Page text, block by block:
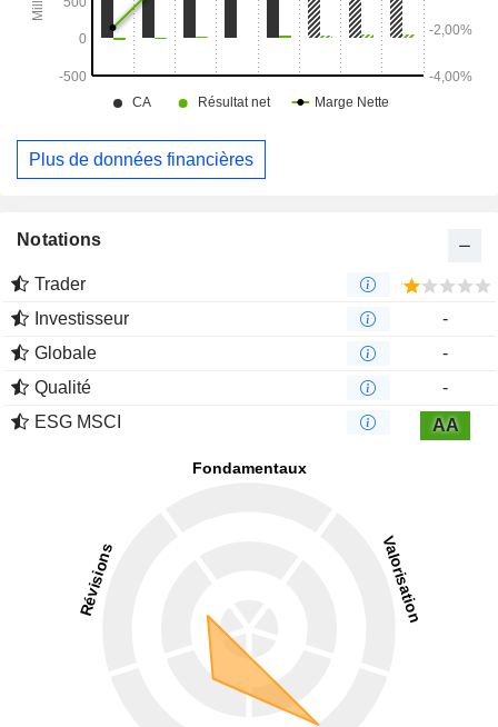
Plus de données financières
Notations
Trader
Investisseur
-
Globale
-
Qualité
-
ESG MSCI
AA